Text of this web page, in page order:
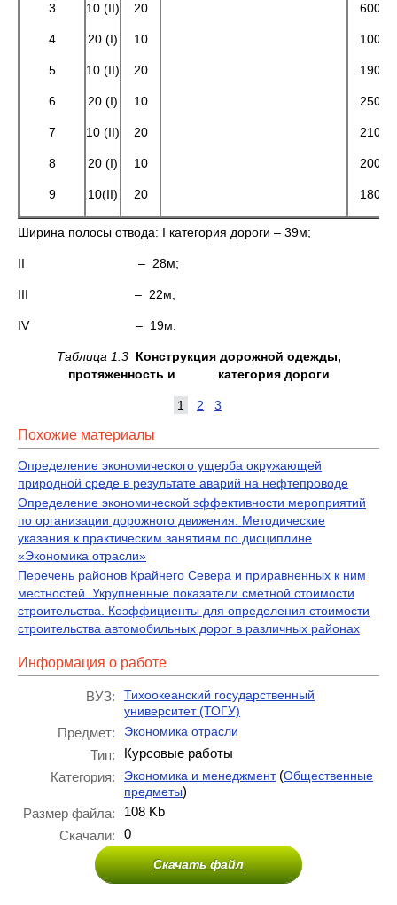
3
4
5
6
7
8
9
10 (II)
20 (I)
10 (II)
20 (I)
10 (II)
20 (I)
10(II)
20
10
20
10
20
10
20
600
100
190
250
210
200
180
Ширина полосы отвода: I категория дороги – 39м;
II – 28м;
III – 22м;
IV – 19м.
Таблица 1.3 Конструкция дорожной одежды,
протяженность и категория дороги
1 2 3
Похожие материалы
Определение экономического ущерба окружающей
природной среде в результате аварий на нефтепроводе
Определение экономической эффективности мероприятий
по организации дорожного движения: Методические
указания к практическим занятиям по дисциплине
«Экономика отрасли»
Перечень районов Крайнего Севера и приравненных к ним
местностей. Укрупненные показатели сметной стоимости
строительства. Коэффициенты для определения стоимости
строительства автомобильных дорог в различных районах
Информация о работе
ВУЗ:
Тихоокеанский государственный
университет (ТОГУ)
Предмет: Экономика отрасли
Тип:
Курсовые работы
Категория:
Экономика и менеджмент(Общественные
предметы)
Размер файла:
108 Kb
Скачали:
0
Скачать файл